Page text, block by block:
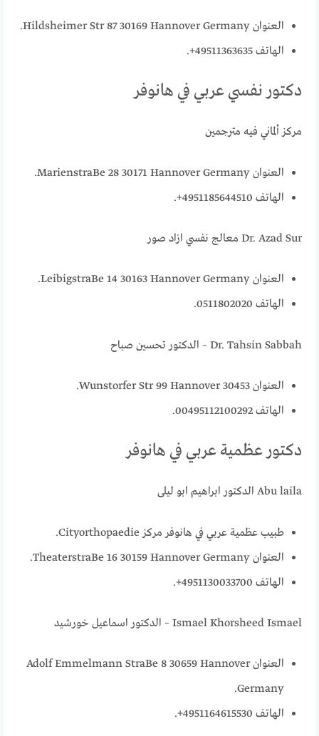
العنوان Hildsheimer Str 87 30169 Hannover Germany.
الهاتف 49511363635+.
دكتور نفسي عربي في هانوفر
مركز ألماني فيه مترجمين
العنوان MarienstraBe 28 30171 Hannover Germany.
الهاتف 4951185644510+.
Dr. Azad Sur معالج نفسي ازاد صور
العنوان LeibigstraBe 14 30163 Hannover Germany.
الهاتف 0511802020.
Dr. Tahsin Sabbah – الدكتور تحسين صباح
العنوان Wunstorfer Str 99 Hannover 30453.
الهاتف 00495112100292.
دكتور عظمية عربي في هانوفر
Abu laila الدكتور ابراهيم ابو ليلى
طبيب عظمية عربي في هانوفر مركز Cityorthopaedie.
العنوان TheaterstraBe 16 30159 Hannover Germany.
الهاتف 4951130033700+.
Ismael Khorsheed Ismael – الدكتور اسماعيل خورشيد
العنوان Adolf Emmelmann StraBe 8 30659 Hannover
Germany.
الهاتف 4951164615530+.